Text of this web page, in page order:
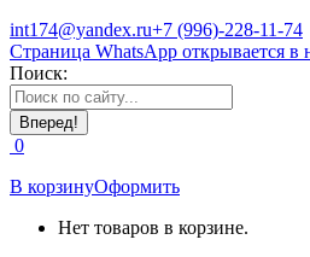
int174@yandex.ru+7 (996)-228-11-74
Страница WhatsApp открывается в
Поиск:
0
В корзинуОформить
Нет товаров в корзине.